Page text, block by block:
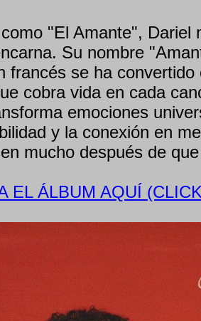
"El Amante", Dariel
Su nombre
francés se ha convertido
cobra vida en cada
emociones
y la conexión en
mucho después de
EL ÁLBUM AQUÍ